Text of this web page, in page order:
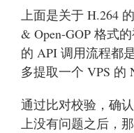
上面是关于 H.264
& Open-GOP 格式
的 API 调用流程都
多提取一个 VPS 的
通过比对校验，确
上没有问题之后，